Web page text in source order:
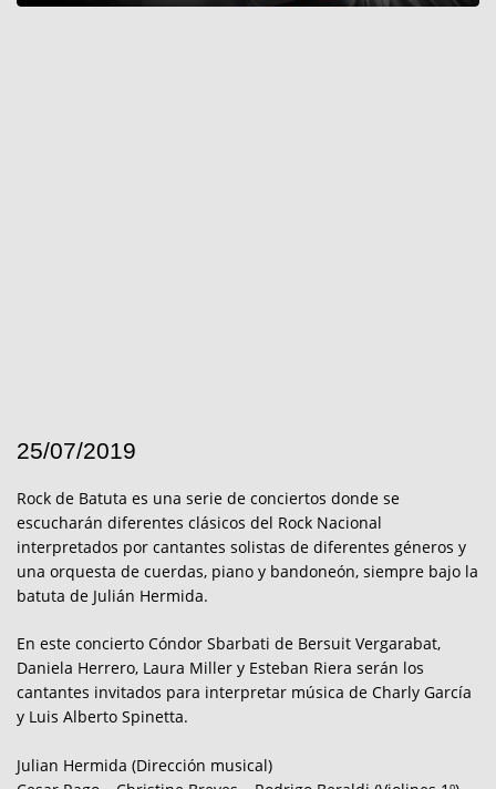
25/07/2019
Rock de Batuta es una serie de conciertos donde se
escucharán diferentes clásicos del Rock Nacional
interpretados por cantantes solistas de diferentes géneros y
una orquesta de cuerdas, piano y bandoneón, siempre bajo la
batuta de Julián Hermida.
En este concierto Cóndor Sbarbati de Bersuit Vergarabat,
Daniela Herrero, Laura Miller y Esteban Riera serán los
cantantes invitados para interpretar música de Charly García
y Luis Alberto Spinetta.
Julian Hermida (Dirección musical)